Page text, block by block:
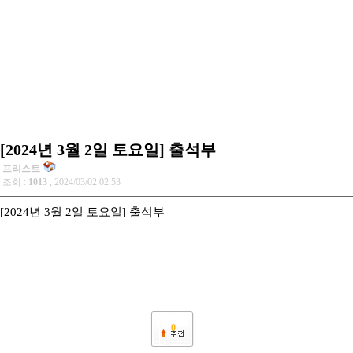
[2024년 3월 2일 토요일] 출석부
프리스트
조회 : 1013 , 2024/03/02 02:53
[2024년 3월 2일 토요일] 출석부
0